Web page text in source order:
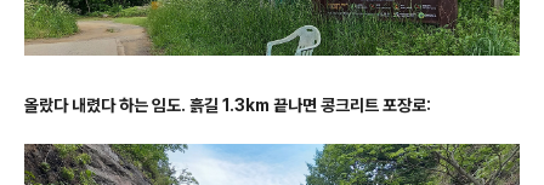
올랐다 내렸다 하는 임도. 흙길 1.3km 끝나면 콩크리트 포장로: